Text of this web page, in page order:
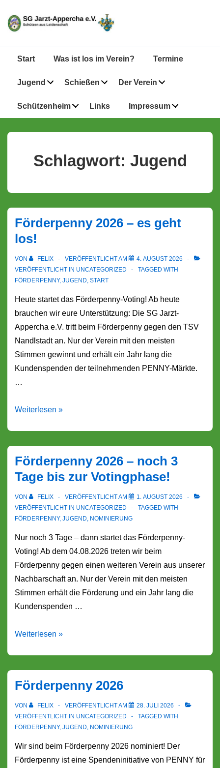
Zum
Inhalt
Hauptnavigation
Start Was ist los im Verein? Termine
Jugend Schießen Der Verein
Schützenheim Links Impressum
Schlagwort: Jugend
Förderpenny 2026 – es geht
los!
VON FELIX VERÖFFENTLICHT AM
4. AUGUST 2026
VERÖFFENTLICHT IN UNCATEGORIZED
TAGGED WITH
FÖRDERPENNY, JUGEND, START
Heute startet das Förderpenny-Voting! Ab heute
brauchen wir eure Unterstützung: Die SG Jarzt-
Appercha e.V. tritt beim Förderpenny gegen den TSV
Nandlstadt an. Nur der Verein mit den meisten
Stimmen gewinnt und erhält ein Jahr lang die
Kundenspenden der teilnehmenden PENNY-Märkte.
…
Förderpenny
geht
los!
Weiterlesen »
Förderpenny 2026 – noch 3
Tage bis zur Votingphase!
VON FELIX VERÖFFENTLICHT AM
1. AUGUST 2026
VERÖFFENTLICHT IN UNCATEGORIZED
TAGGED WITH
FÖRDERPENNY, JUGEND, NOMINIERUNG
Nur noch 3 Tage – dann startet das Förderpenny-
Voting! Ab dem 04.08.2026 treten wir beim
Förderpenny gegen einen weiteren Verein aus unserer
Nachbarschaft an. Nur der Verein mit den meisten
Stimmen erhält die Förderung und ein Jahr lang die
Kundenspenden …
Förderpenny
3
Tage
bis
zur
Votingphase!
Weiterlesen »
Förderpenny 2026
VON FELIX VERÖFFENTLICHT AM
28. JULI 2026
VERÖFFENTLICHT IN UNCATEGORIZED
TAGGED WITH
FÖRDERPENNY, JUGEND, NOMINIERUNG
Wir sind beim Förderpenny 2026 nominiert! Der
Förderpenny ist eine Spendeninitiative von PENNY für